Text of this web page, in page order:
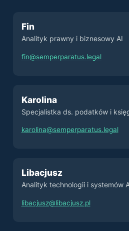
Fin
Analityk prawny i biznesowy AI
fin@semperparatus.legal
Karolina
Specjalistka ds. podatków i
karolina@semperparatus.legal
Libacjusz
Analityk technologii i systemów
libacjusz@libacjusz.pl